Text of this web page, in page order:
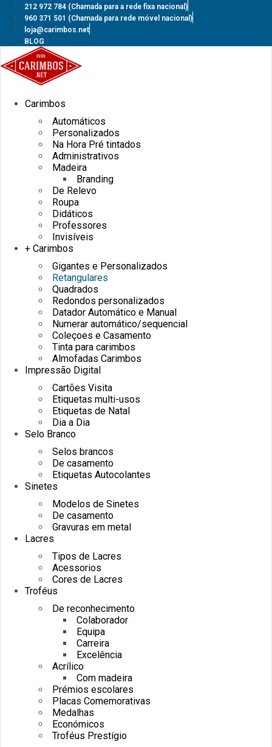
Pular
para
conteúdo
212 972 784 (Chamada para a rede fixa nacional)
960 371 501 (Chamada para rede móvel nacional)
loja@carimbos.net
BLOG
Carimbos
Automáticos
Personalizados
Na Hora Pré tintados
Administrativos
Madeira
Branding
De Relevo
Roupa
Didáticos
Professores
Invisíveis
+ Carimbos
Gigantes e Personalizados
Retangulares
Quadrados
Redondos personalizados
Datador Automático e Manual
Numerar automático/sequencial
Coleçoes e Casamento
Tinta para carimbos
Almofadas Carimbos
Impressão Digital
Cartões Visita
Etiquetas multi-usos
Etiquetas de Natal
Dia a Dia
Selo Branco
Selos brancos
De casamento
Etiquetas Autocolantes
Sinetes
Modelos de Sinetes
De casamento
Gravuras em metal
Lacres
Tipos de Lacres
Acessorios
Cores de Lacres
Troféus
De reconhecimento
Colaborador
Equipa
Carreira
Excelência
Acrílico
Com madeira
Prémios escolares
Placas Comemorativas
Medalhas
Económicos
Troféus Prestígio